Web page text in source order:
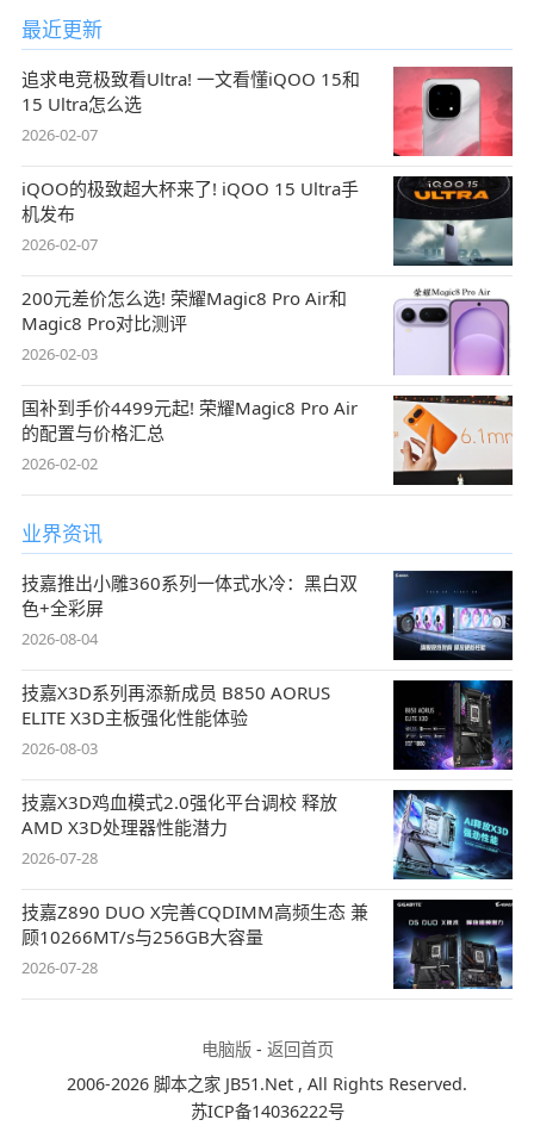
最近更新
追求电竞极致看Ultra! 一文看懂iQOO 15和
15 Ultra怎么选
2026-02-07
iQOO的极致超大杯来了! iQOO 15 Ultra手
机发布
2026-02-07
200元差价怎么选! 荣耀Magic8 Pro Air和
Magic8 Pro对比测评
2026-02-03
国补到手价4499元起! 荣耀Magic8 Pro Air
的配置与价格汇总
2026-02-02
业界资讯
技嘉推出小雕360系列一体式水冷：黑白双
色+全彩屏
2026-08-04
技嘉X3D系列再添新成员 B850 AORUS
ELITE X3D主板强化性能体验
2026-08-03
技嘉X3D鸡血模式2.0强化平台调校 释放
AMD X3D处理器性能潜力
2026-07-28
技嘉Z890 DUO X完善CQDIMM高频生态 兼
顾10266MT/s与256GB大容量
2026-07-28
电脑版- 返回首页
2006-2026 脚本之家 JB51.Net , All Rights Reserved.
苏ICP备14036222号